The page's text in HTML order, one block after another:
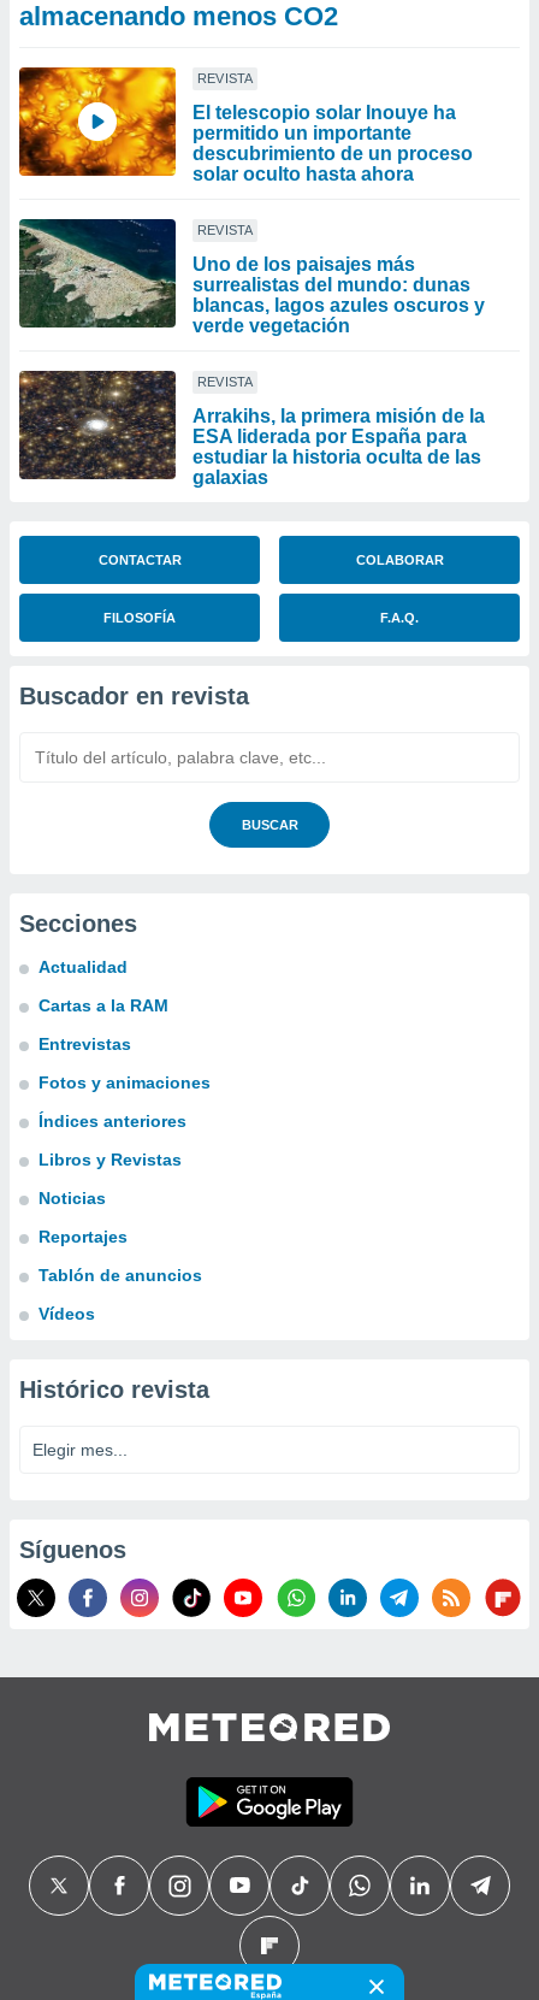
almacenando menos CO2
REVISTA
El telescopio solar Inouye ha
permitido un importante
descubrimiento de un proceso
solar oculto hasta ahora
REVISTA
Uno de los paisajes más
surrealistas del mundo: dunas
blancas, lagos azules oscuros y
verde vegetación
REVISTA
Arrakihs, la primera misión de la
ESA liderada por España para
estudiar la historia oculta de las
galaxias
CONTACTAR COLABORAR
FILOSOFÍA F.A.Q.
Buscador en revista
BUSCAR
Secciones
Actualidad
Cartas a la RAM
Entrevistas
Fotos y animaciones
Índices anteriores
Libros y Revistas
Noticias
Reportajes
Tablón de anuncios
Vídeos
Histórico revista
Síguenos